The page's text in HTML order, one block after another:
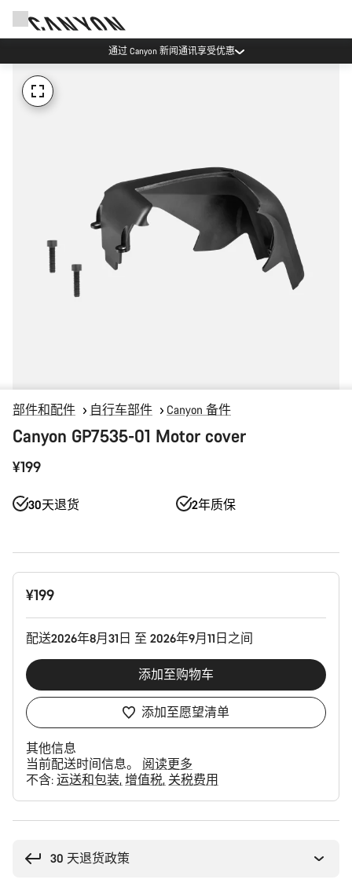
通过 Canyon 新闻通讯享受优惠
部件和配件 自行车部件 Canyon 备件
Canyon GP7535-01 Motor cover
¥199
30天退货 2年质保
产
¥199
配送2026年8月31日 至 2026年9月11日之间
添加至购物车
添加至愿望清单
其他信息
当前配送时间信息。 阅读更多
不含: 运送和包装 增值税 关税费用
30 天退货政策